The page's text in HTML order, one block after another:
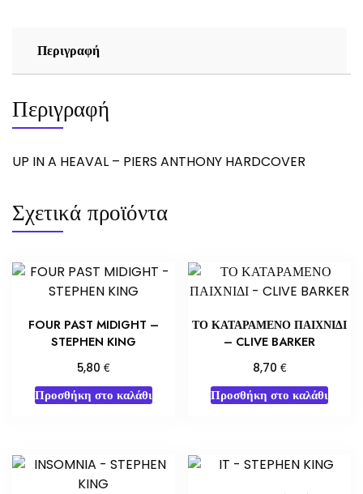
Περιγραφή
Περιγραφή
UP IN A HEAVAL – PIERS ANTHONY HARDCOVER
Σχετικά προϊόντα
FOUR PAST MIDIGHT –
STEPHEN KING
5,80 €
Προσθήκη στο καλάθι
ΤΟ ΚΑΤΑΡΑΜΕΝΟ ΠΑΙΧΝΙΔΙ
– CLIVE BARKER
8,70 €
Προσθήκη στο καλάθι